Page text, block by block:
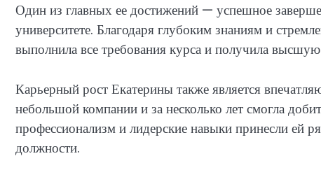
Один из главных ее достижений — успешное
университете. Благодаря глубоким знаниям и
выполнила все требования курса и получила
Карьерный рост Екатерины также является
небольшой компании и за несколько лет смогла
профессионализм и лидерские навыки принесли ей
должности.